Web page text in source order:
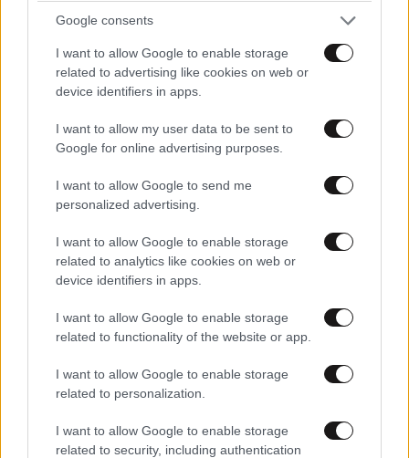
Google consents
I want to allow Google to enable storage
related to advertising like cookies on web or
device identifiers in apps.
I want to allow my user data to be sent to
Google for online advertising purposes.
I want to allow Google to send me
personalized advertising.
I want to allow Google to enable storage
related to analytics like cookies on web or
device identifiers in apps.
I want to allow Google to enable storage
related to functionality of the website or app.
I want to allow Google to enable storage
related to personalization.
I want to allow Google to enable storage
related to security, including authentication
Καρέτσας: «Έκανα τους Σκωτσέζους να
σιωπήσουν και αυτό ήταν ένα πολύ ωραίο
συναίσθημα»